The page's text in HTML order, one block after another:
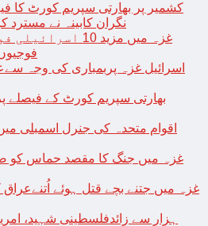
کشمیر پر بھارتی سپریم کورٹ کا
نگران کابینہ نے مسترد
اسرائیل غزہ پربمباری کی وجہ
بھارتی سپریم کورٹ کے فیصلے
اقوام متحدہ کی جنرل اسمبلی
غزہ میں جنگ کا مقصد حماس کو